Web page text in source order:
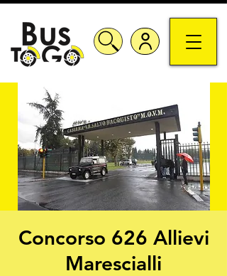
Concorso 626 Allievi
Marescialli